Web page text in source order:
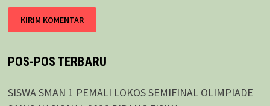
POS-POS TERBARU
SISWA SMAN 1 PEMALI LOKOS SEMIFINAL OLIMPIADE